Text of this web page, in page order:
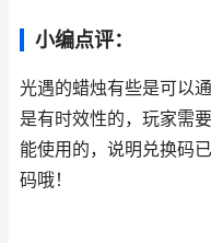
小编点评：
光遇的蜡烛有些是可以
是有时效性的，玩家需
能使用的，说明兑换码
码哦！